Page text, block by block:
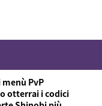
PvP
otterrai i codici